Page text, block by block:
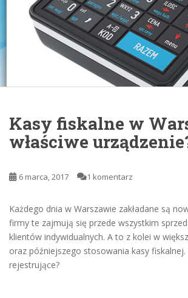
Kasy fiskalne w
właściwe
6 marca, 2017 1 komentarz
Każdego dnia w Warszawie zakładane są
firmy te zajmują się przede wszystkim
klientów indywidualnych. A to z kolei w
oraz późniejszego stosowania kasy
rejestrujące?